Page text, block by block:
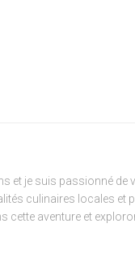
et je suis passionné de
culinaires locales et
cette aventure et